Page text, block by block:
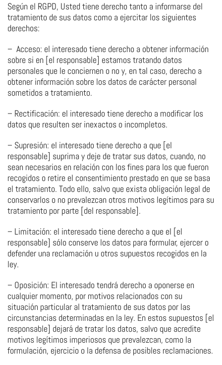
Según el RGPD, Usted tiene derecho tanto a informarse del
tratamiento de sus datos como a ejercitar los siguientes
derechos:
– Acceso: el interesado tiene derecho a obtener información
sobre si en [el responsable] estamos tratando datos
personales que le conciernen o no y, en tal caso, derecho a
obtener información sobre los datos de carácter personal
sometidos a tratamiento.
– Rectificación: el interesado tiene derecho a modificar los
datos que resulten ser inexactos o incompletos.
– Supresión: el interesado tiene derecho a que [el
responsable] suprima y deje de tratar sus datos, cuando, no
sean necesarios en relación con los fines para los que fueron
recogidos o retire el consentimiento prestado en que se basa
el tratamiento. Todo ello, salvo que exista obligación legal de
conservarlos o no prevalezcan otros motivos legítimos para su
tratamiento por parte [del responsable].
– Limitación: el interesado tiene derecho a que el [el
responsable] sólo conserve los datos para formular, ejercer o
defender una reclamación u otros supuestos recogidos en la
ley.
– Oposición: El interesado tendrá derecho a oponerse en
cualquier momento, por motivos relacionados con su
situación particular al tratamiento de sus datos por las
circunstancias determinadas en la ley. En estos supuestos [el
responsable] dejará de tratar los datos, salvo que acredite
motivos legítimos imperiosos que prevalezcan, como la
formulación, ejercicio o la defensa de posibles reclamaciones.